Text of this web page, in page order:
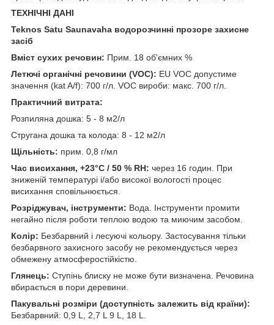
ТЕХНІЧНІ ДАНІ
Teknos Satu Saunavaha водорозчинні прозоре захисне
засіб
Вміст сухих речовин: Прим. 18 об'ємних %
Летючі органічні речовини (VOC): EU VOC допустиме
значення (kat A/f): 700 г/л. VOC вироби: макс. 700 г/л.
Практичний витрата:
Розпиляна дошка: 5 - 8 м2/л
Стругана дошка та колода: 8 - 12 м2/л
Щільність: прим. 0,8 г/мл
Час висихання, +23°C / 50 % RH: через 16 годин. При
зниженій температурі і/або високої вологості процес
висихання сповільнюється.
Розріджувач, інструменти: Вода. Інструменти промити
негайно після роботи теплою водою та миючим засобом.
Колір: Безбарвний і лесуючі кольору. Застосування тільки
безбарвного захисного засобу не рекомендується через
обмежену атмосферостійкістю.
Глянець: Ступінь блиску не може бути визначена. Речовина
вбирається в пори деревини.
Пакувальні розміри (доступність залежить від країни):
Безбарвний: 0,9 L, 2,7 L 9 L, 18 L.